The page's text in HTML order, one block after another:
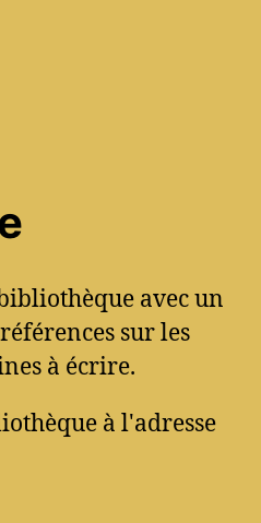
avec un
sur les
à écrire.
à l'adresse